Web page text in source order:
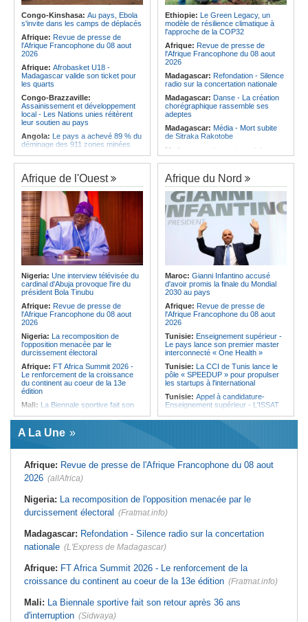
les quarts
Afrique:Transfert - Le coach Rôrô
tente l'aventure au Al-Merrikh SC
Afrique:Débat d'orientation
budgétaire - Le gouvernement
sociale 2027-2029 au parlement
les services rendus à la Patrie
Angola:Le président de
l'Assemblée nationale en mission
d'évaluation de l'activité
parlementaire de Lunda-Sul
Congo-Kinshasa: Au pays, Ebola
s'invite dans les camps de déplacés
Afrique: Revue de presse de
l'Afrique Francophone du 08 aout
2026
Afrique: Afrobasket U18 -
Madagascar valide son ticket pour
les quarts
Congo-Brazzaville:
Assainissement et développement
local - Les Nations unies réitèrent
leur soutien au pays
Angola: Le pays a achevé 89 % du
déminage des 911 zones minées
Angola:Des élèves angolais
remportent plus de 50 médailles aux
Olympiades de mathématiques en
Angleterre
Angola:
Petro qualifié pour les
demi-finales du championnat
national féminin
Angola:Baisse des cas de
tuberculose au premier semestre
dans la province de Cunene
Angola:Le pétrole brut Brent
s'échange en territoire positif
Angola:La Centrale thermique de
Cabinda renforcée de 30 mégawatts
Ethiopie: Le Green Legacy, un
modèle de résilience climatique à
l'approche de la COP32
Afrique: Revue de presse de
l'Afrique Francophone du 08 aout
2026
Madagascar: Refondation - Silence
radio sur la concertation nationale
Madagascar: Danse - La création
chorégraphique rassemble ses
adeptes
Madagascar: Média - Mort subite
de Sitraka Rakotobe
Madagascar: Les reins solides
Madagascar:Vol à la tire - Un
en prison
Madagascar:Athlétisme - 100
mètres - Junior Tsiravay et Zo
Rakotonary co-champions
Madagascar:
Rakotondramiara, Président du
Rouge - « Aucun retour
d'investissement pour les petits
Agroalimentaire - Les
boissons locales conquièrent le
marché
Afrique de l'Ouest
Nigeria: Une interview télévisée du
cardinal d'Abuja provoque l'ire du
président Bola Tinubu
Afrique: Revue de presse de
l'Afrique Francophone du 08 aout
2026
Nigeria: La recomposition de
l'opposition menacée par le
durcissement électoral
Afrique: FT Africa Summit 2026 -
Le renforcement de la croissance
du continent au coeur de la 13e
édition
Mali: La Biennale sportive fait son
Cote d'Ivoire:
La jeunesse exhortée à éviter la
l'indépendance - L'An 66 célébré
dans la ferveur et l'espoir à
Kongodia
Cote d'Ivoire:
Tournoi Children Of
Africa dans le Bafing - La Commune
de Touba détrône Koonan
populations rendent un hommage à
la maire Alice Atsé Akissi pour ses
actions de développement
Cote d'Ivoire: Hépatites virales - Le
RILHVi engagé pour leur élimination
à l'horizon 2030
Afrique du Nord
Maroc: Gianni Infantino accusé
d'avoir promis la finale du Mondial
2030 au pays
Afrique: Revue de presse de
l'Afrique Francophone du 08 aout
2026
Tunisie: Enseignement supérieur -
Le pays lance son premier master
interconnecté « One Health »
Tunisie: La CCI de Tunis lance le
pôle « SPEEDUP » pour propulser
les startups à l'international
Tunisie: Appel à candidature-
Enseignement supérieur - L'ISSAT
professoral pour la rentrée
habitants sur la plage de Sidi
Jemour
Tunisie:Mayada El Hennawy et
Mohamed Khairy à Carthage - Le
générations
Tunisie:
patriarcat, dernier obstacle
Tunisie:
Eau minérale embouteillée
- Les producteurs démentent toute
hausse des prix et pointent du doigt
A La Une
Afrique: Revue de presse de l'Afrique Francophone du 08 aout
2026 (allAfrica)
Nigeria: La recomposition de l'opposition menacée par le
durcissement électoral (Fratmat.info)
Madagascar: Refondation - Silence radio sur la concertation
nationale (L'Express de Madagascar)
Afrique: FT Africa Summit 2026 - Le renforcement de la
croissance du continent au coeur de la 13e édition (Fratmat.info)
Mali: La Biennale sportive fait son retour après 36 ans
d'interruption (Sidwaya)